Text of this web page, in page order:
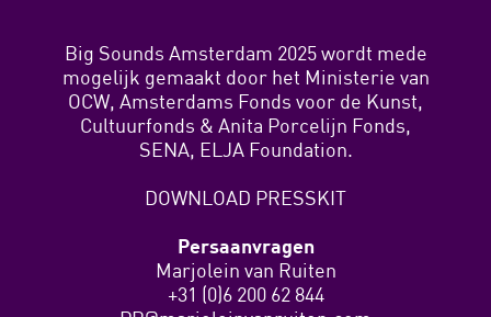
Big Sounds Amsterdam 2025 wordt mede
mogelijk gemaakt door het Ministerie van
OCW, Amsterdams Fonds voor de Kunst,
Cultuurfonds & Anita Porcelijn Fonds,
SENA, ELJA Foundation.
DOWNLOAD PRESSKIT
Persaanvragen
Marjolein van Ruiten
+31 (0)6 200 62 844